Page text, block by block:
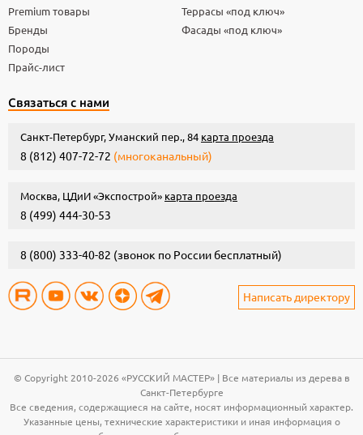
Premium товары
Бренды
Породы
Прайс-лист
Террасы «под ключ»
Фасады «под ключ»
Связаться с нами
Санкт-Петербург, Уманский пер., 84 карта проезда
8 (812) 407-72-72 (многоканальный)
Москва, ЦДиИ «Экспострой» карта проезда
8 (499) 444-30-53
8 (800) 333-40-82 (звонок по России бесплатный)
Написать директору
© Copyright 2010-2026 «РУССКИЙ МАСТЕР» | Все материалы из дерева в
Санкт-Петербурге
Все сведения, содержащиеся на сайте, носят информационный характер.
Указанные цены, технические характеристики и иная информация о